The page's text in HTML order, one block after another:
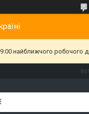
найближчого робочого